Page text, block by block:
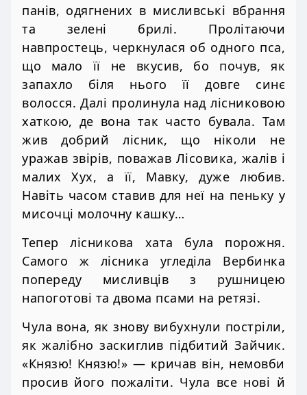
панів, одягнених в мисливські вбрання
та зелені брилі. Пролітаючи
навпростець, черкнулася об одного пса,
що мало її не вкусив, бо почув, як
запахло біля нього її довге синє
волосся. Далі пролинула над лісниковою
хаткою, де вона так часто бувала. Там
жив добрий лісник, що ніколи не
уражав звірів, поважав Лісовика, жалів і
малих Хух, а її, Мавку, дуже любив.
Навіть часом ставив для неї на пеньку у
мисочці молочну кашку…
Тепер лісникова хата була порожня.
Самого ж лісника угледіла Вербинка
попереду мисливців з рушницею
напоготові та двома псами на ретязі.
Чула вона, як знову вибухнули постріли,
як жалібно заскиглив підбитий Зайчик.
«Князю! Князю!» — кричав він, немовби
просив його пожаліти. Чула все нові й